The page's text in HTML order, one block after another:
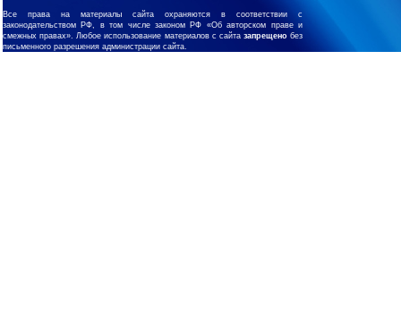
Все права на материалы сайта охраняются в соответствии с
законодательством РФ, в том числе законом РФ «Об авторском праве и
смежных правах». Любое использование материалов с сайта запрещенобез
письменного разрешения администрации сайта.